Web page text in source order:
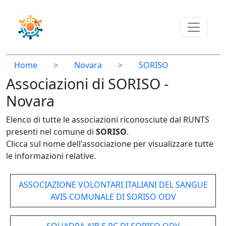
Home > Novara > SORISO
Associazioni di SORISO -
Novara
Elenco di tutte le associazioni riconosciute dal RUNTS
presenti nel comune di SORISO.
Clicca sul nome dell'associazione per visualizzare tutte
le informazioni relative.
ASSOCIAZIONE VOLONTARI ITALIANI DEL SANGUE
AVIS COMUNALE DI SORISO ODV